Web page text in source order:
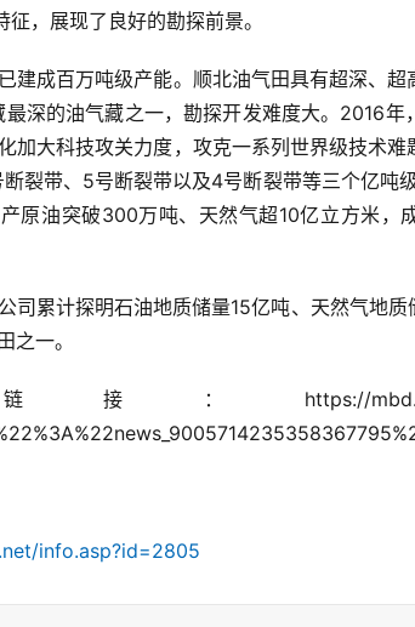
征，展现了良好的勘探前景。
建成百万吨级产能。顺北油气田具有超深、
深的油气藏之一，勘探开发难度大。2016
加大科技攻关力度，攻克一系列世界级技术难
断裂带、5号断裂带以及4号断裂带等三个亿
原油突破300万吨、天然气超10亿立方米，
司累计探明石油地质储量15亿吨、天然气地
之一。
mbd.baidu.com/
info.asp?id=2805